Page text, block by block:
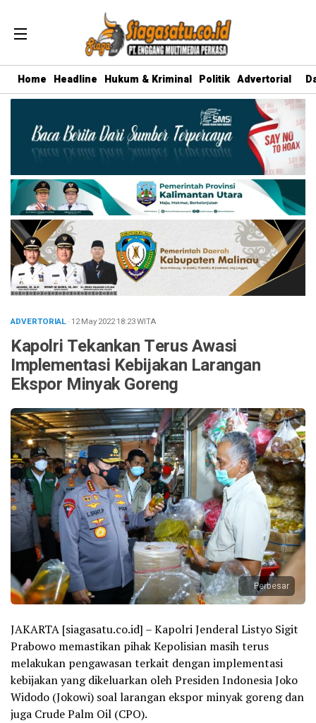
Home Headline Hukum & Kriminal Politik Advertorial
ADVERTORIAL· 12 May 202218:23WITA
Kapolri Tekankan Terus Awasi
Implementasi Kebijakan Larangan
Ekspor Minyak Goreng
Perbesar
JAKARTA [siagasatu.co.id] – Kapolri Jenderal Listyo Sigit
Prabowo memastikan pihak Kepolisian masih terus
melakukan pengawasan terkait dengan implementasi
kebijakan yang dikeluarkan oleh Presiden Indonesia Joko
Widodo (Jokowi) soal larangan ekspor minyak goreng dan
juga Crude Palm Oil (CPO).